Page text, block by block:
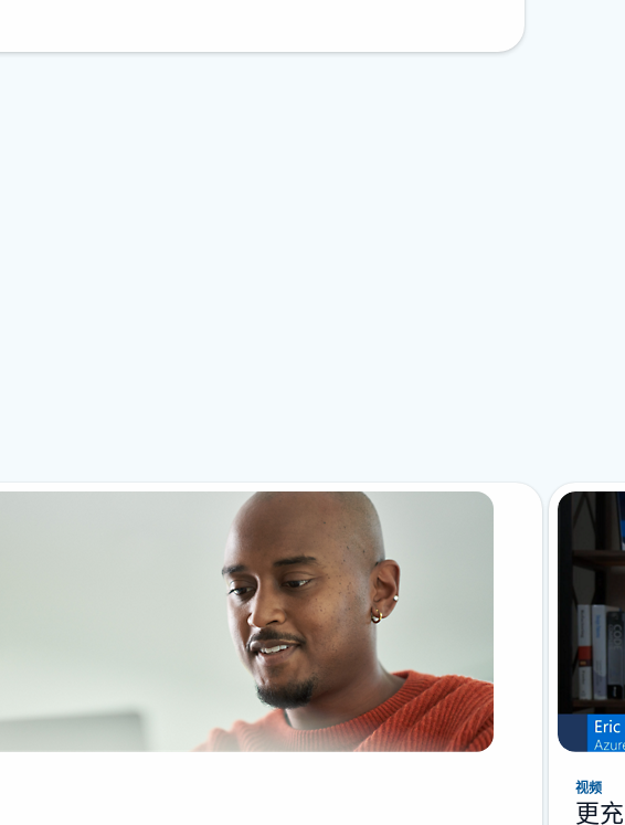
视频
更